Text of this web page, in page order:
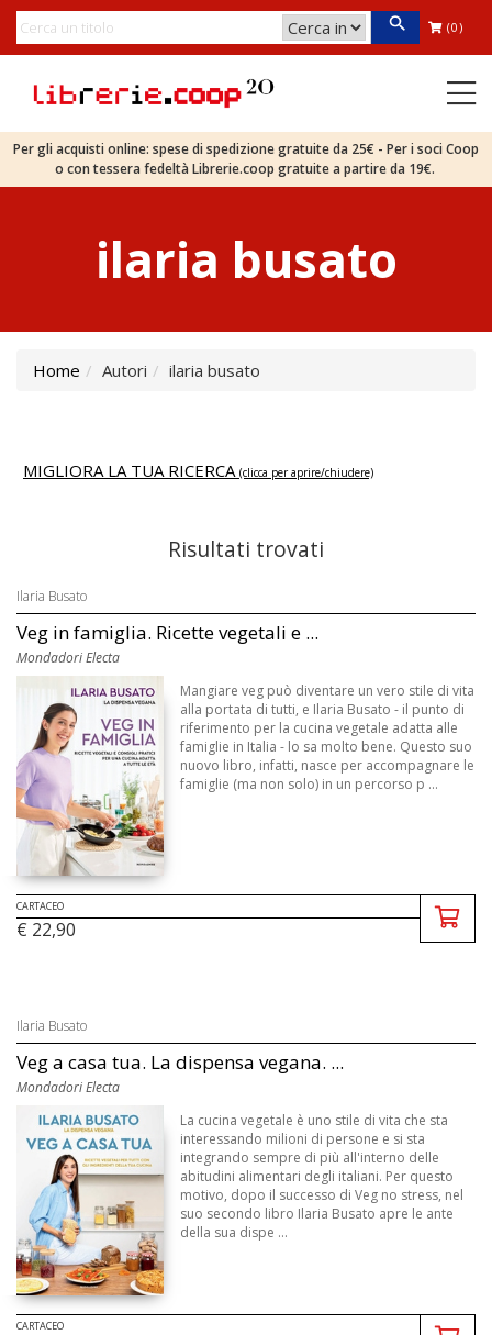
(0)
Per gli acquisti online: spese di spedizione gratuite da 25€ - Per i soci Coop
o con tessera fedeltà Librerie.coop gratuite a partire da 19€.
ilaria busato
Home Autori ilaria busato
MIGLIORA LA TUA RICERCA (clicca per aprire/chiudere)
Risultati trovati
Ilaria Busato
Veg in famiglia. Ricette vegetali e ...
Mondadori Electa
Mangiare veg può diventare un vero stile di vita
alla portata di tutti, e Ilaria Busato - il punto di
riferimento per la cucina vegetale adatta alle
famiglie in Italia - lo sa molto bene. Questo suo
nuovo libro, infatti, nasce per accompagnare le
famiglie (ma non solo) in un percorso p ...
CARTACEO
€ 22,90
Ilaria Busato
Veg a casa tua. La dispensa vegana. ...
Mondadori Electa
La cucina vegetale è uno stile di vita che sta
interessando milioni di persone e si sta
integrando sempre di più all'interno delle
abitudini alimentari degli italiani. Per questo
motivo, dopo il successo di Veg no stress, nel
suo secondo libro Ilaria Busato apre le ante
della sua dispe ...
CARTACEO